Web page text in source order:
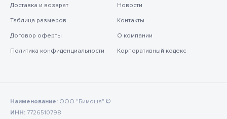
Доставка и возврат
Таблица размеров
Договор оферты
Политика конфиденциальности
Новости
Контакты
О компании
Корпоративный кодекс
Наименование: ООО "Бимоша" ©
ИНН: 7726510798